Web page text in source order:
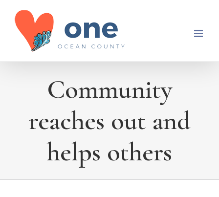
content
Community
reaches out and
helps others